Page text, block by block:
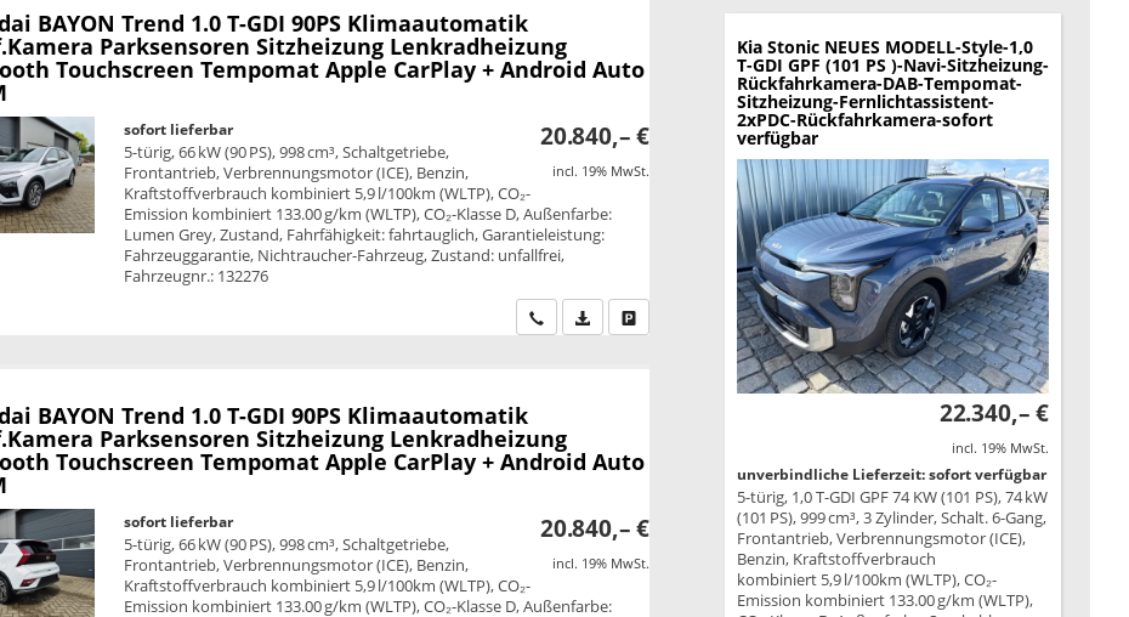
BAYON Trend 1.0 T-GDI 90PS Klimaautomatik
Parksensoren Sitzheizung Lenkradheizung
Touchscreen Tempomat Apple CarPlay + Android Auto
20.840,– €
incl. 19% MwSt.
sofort lieferbar
5-türig, 66 kW (90 PS), 998 cm³, Schaltgetriebe,
Frontantrieb, Verbrennungsmotor (ICE), Benzin,
Kraftstoffverbrauch kombiniert 5,9 l/100km (WLTP), CO₂-
Emission kombiniert 133.00 g/km (WLTP), CO₂-Klasse D, Außenfarbe:
Lumen Grey, Zustand, Fahrfähigkeit: fahrtauglich, Garantieleistung:
Fahrzeuggarantie, Nichtraucher-Fahrzeug, Zustand: unfallfrei,
Fahrzeugnr.: 132276
Wir rufen Sie anPDF-Datei, Fahrzeugexposé drucken
Drucken, parken oder vergleichen
BAYON Trend 1.0 T-GDI 90PS Klimaautomatik
Parksensoren Sitzheizung Lenkradheizung
Touchscreen Tempomat Apple CarPlay + Android Auto
20.840,– €
incl. 19% MwSt.
sofort lieferbar
5-türig, 66 kW (90 PS), 998 cm³, Schaltgetriebe,
Frontantrieb, Verbrennungsmotor (ICE), Benzin,
Kraftstoffverbrauch kombiniert 5,9 l/100km (WLTP), CO₂-
Emission kombiniert 133.00 g/km (WLTP), CO₂-Klasse D, Außenfarbe:
Kia Stonic NEUES MODELL-Style-1,0
T-GDI GPF (101 PS )-Navi-Sitzheizung-
Rückfahrkamera-DAB-Tempomat-
Sitzheizung-Fernlichtassistent-
2xPDC-Rückfahrkamera-sofort
verfügbar
22.340,– €
incl. 19% MwSt.
unverbindliche Lieferzeit: sofort verfügbar
5-türig, 1,0 T-GDI GPF 74 KW (101 PS), 74 kW
(101 PS), 999 cm³, 3 Zylinder, Schalt. 6-Gang,
Frontantrieb, Verbrennungsmotor (ICE),
Benzin, Kraftstoffverbrauch
kombiniert 5,9 l/100km (WLTP), CO₂-
Emission kombiniert 133.00 g/km (WLTP),